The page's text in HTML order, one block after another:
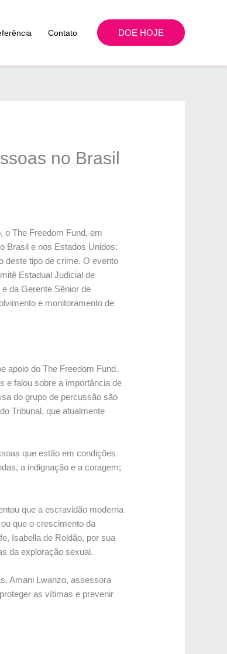
Contato DOE HOJE
no Brasil
o The Freedom Fund, em
Brasil e nos Estados Unidos:
deste tipo de crime. O evento
Estadual Judicial de
da Gerente Sênior de
e monitoramento de
apoio do The Freedom Fund.
e falou sobre a importância de
do grupo de percussão são
Tribunal, que atualmente
que estão em condições
a indignação e a coragem;
que a escravidão moderna
que o crescimento da
Isabella de Roldão, por sua
da exploração sexual.
Amani Lwanzo, assessora
as vítimas e prevenir